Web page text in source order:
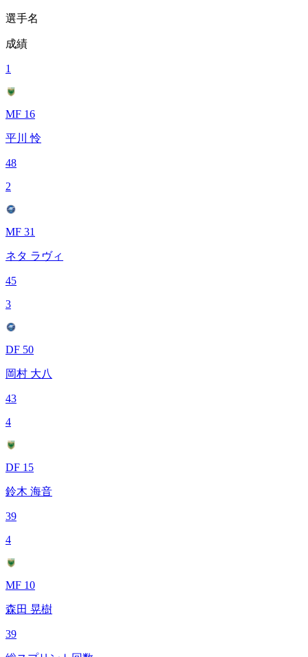
選手名
成績
1
MF 16
平川 怜
48
2
MF 31
ネタ ラヴィ
45
3
DF 50
岡村 大八
43
4
DF 15
鈴木 海音
39
4
MF 10
森田 晃樹
39